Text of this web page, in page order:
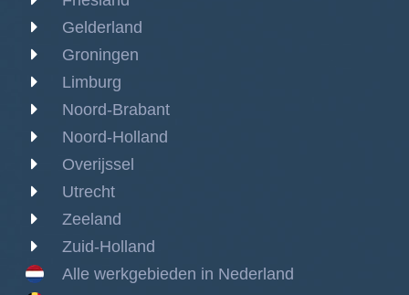
Gelderland
Groningen
Limburg
Noord-Brabant
Noord-Holland
Overijssel
Utrecht
Zeeland
Zuid-Holland
Alle werkgebieden in Nederland